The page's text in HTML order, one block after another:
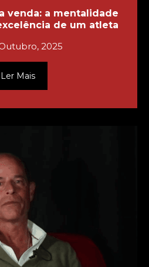
venda: a mentalidade
de um atleta
2025
Ler Mais